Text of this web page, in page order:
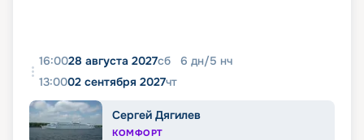
16:0028 августа 2027сб 6 дн/5 нч
13:0002 сентября 2027чт
Сергей Дягилев
КОМФОРТ